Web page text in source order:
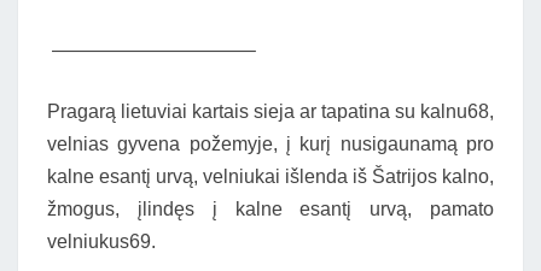
——————————–
Pragarą lietuviai kartais sieja ar tapatina su kalnu68,
velnias gyvena požemyje, į kurį nusigaunamą pro
kalne esantį urvą, velniukai išlenda iš Šatrijos kalno,
žmogus, įlindęs į kalne esantį urvą, pamato
velniukus69.